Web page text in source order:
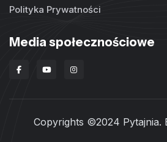
Polityka Prywatności
Media społecznościowe
Copyrights ©2024 Pytajnia.